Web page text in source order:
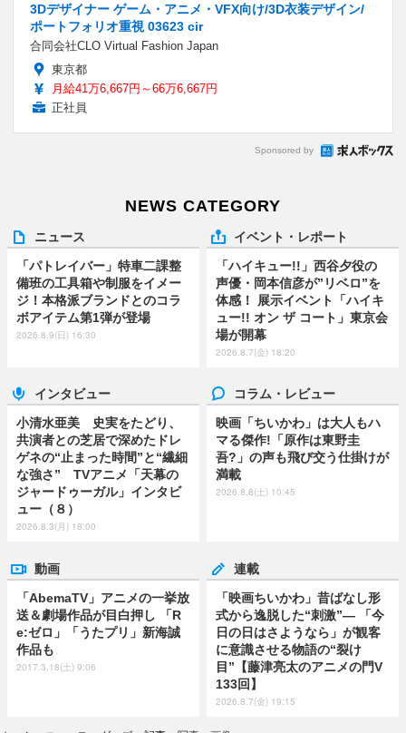
3Dデザイナー ゲーム・アニメ・VFX向け/3D衣装デザイン/
ポートフォリオ重視 03623 cir
合同会社CLO Virtual Fashion Japan
東京都
月給41万6,667円～66万6,667円
正社員
Sponsored by
NEWS CATEGORY
ニュース
「パトレイバー」特車二課整
備班の工具箱や制服をイメー
ジ！本格派ブランドとのコラ
ボアイテム第1弾が登場
2026.8.9(日) 16:30
イベント・レポート
「ハイキュー!!」西谷夕役の
声優・岡本信彦が”リベロ”を
体感！ 展示イベント「ハイキ
ュー!! オン ザ コート」東京会
場が開幕
2026.8.7(金) 18:20
インタビュー
小清水亜美 史実をたどり、
共演者との芝居で深めたドレ
ゲネの“止まった時間”と“繊細
な強さ” TVアニメ「天幕の
ジャードゥーガル」インタビ
ュー（８）
2026.8.3(月) 18:00
コラム・レビュー
映画「ちいかわ」は大人もハ
マる傑作!「原作は東野圭
吾?」の声も飛び交う仕掛けが
満載
2026.8.8(土) 10:45
動画
「AbemaTV」アニメの一挙放
送＆劇場作品が目白押し 「R
e:ゼロ」「うたプリ」新海誠
作品も
2017.3.18(土) 9:06
連載
「映画ちいかわ」昔ばなし形
式から逸脱した“刺激”― 「今
日の日はさようなら」が観客
に意識させる物語の“裂け
目”【藤津亮太のアニメの門V
133回】
2026.8.7(金) 19:15